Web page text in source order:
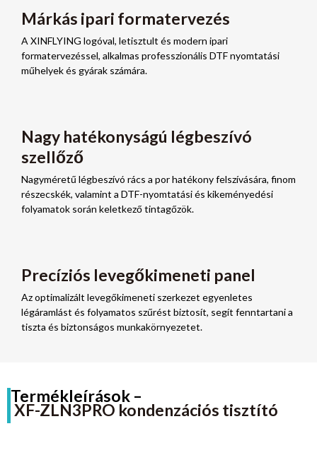
Márkás ipari formatervezés
A XINFLYING logóval, letisztult és modern ipari
formatervezéssel, alkalmas professzionális DTF nyomtatási
műhelyek és gyárak számára.
Nagy hatékonyságú légbeszívó
szellőző
Nagyméretű légbeszívó rács a por hatékony felszívására, finom
részecskék, valamint a DTF-nyomtatási és kikeményedési
folyamatok során keletkező tintagőzök.
Precíziós levegőkimeneti panel
Az optimalizált levegőkimeneti szerkezet egyenletes
légáramlást és folyamatos szűrést biztosít, segít fenntartani a
tiszta és biztonságos munkakörnyezetet.
Termékleírások –
XF-ZLN3PRO kondenzációs tisztító